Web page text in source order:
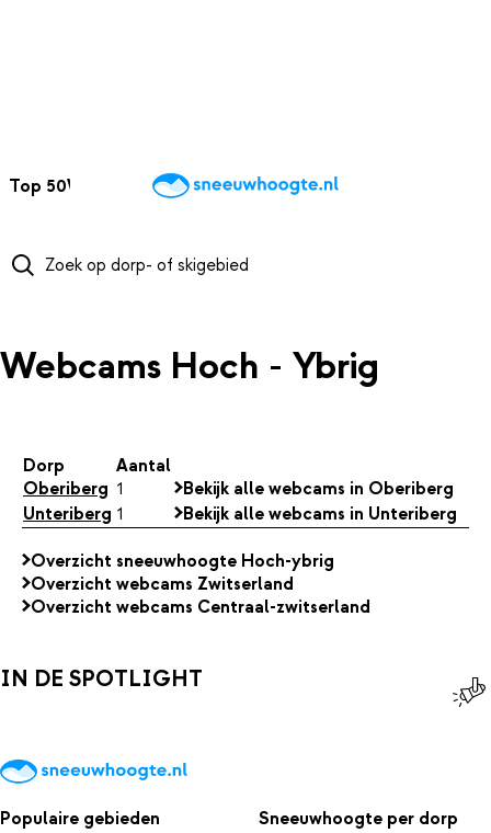
Top 50Webcams WintersportweerKaarten
Webcams Hoch - Ybrig
Dorp
Aantal
Oberiberg 1
Bekijk alle webcams in Oberiberg
Unteriberg 1 Bekijk alle webcams in Unteriberg
Overzicht sneeuwhoogte Hoch-ybrig
Overzicht webcams Zwitserland
Overzicht webcams Centraal-zwitserland
IN DE SPOTLIGHT
Populaire gebieden Sneeuwhoogte per dorp